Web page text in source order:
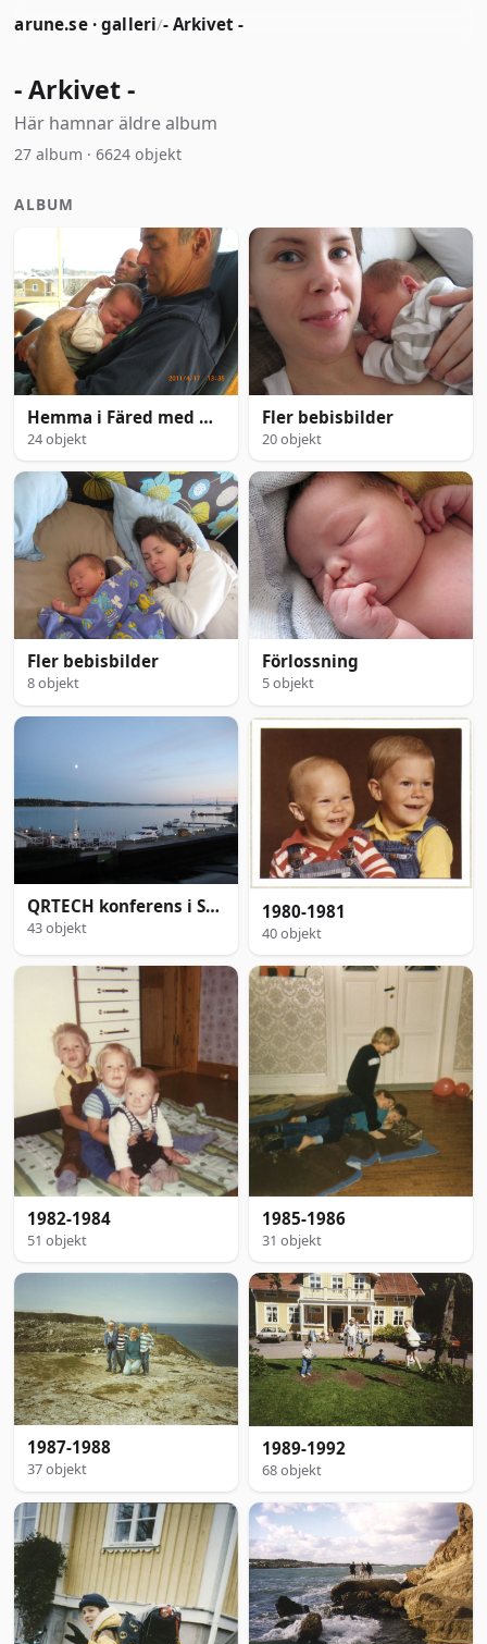
arune.se · galleri/- Arkivet -
- Arkivet -
Här hamnar äldre album
27 album · 6624 objekt
ALBUM
Hemma i Färed med mera
24 objekt
Fler bebisbilder
20 objekt
Fler bebisbilder
8 objekt
Förlossning
5 objekt
QRTECH konferens i Stenungsbaden
43 objekt
1980-1981
40 objekt
1982-1984
51 objekt
1985-1986
31 objekt
1987-1988
37 objekt
1989-1992
68 objekt